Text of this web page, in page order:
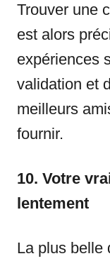
Trouver une
est alors
expériences
validation et
meilleurs
fournir.
10. Votre
lentement
La plus belle